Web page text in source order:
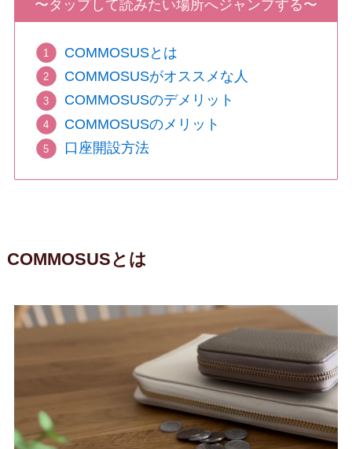
〜タップして読みたい場所へジャンプする〜
COMMOSUSとは
COMMOSUSがオススメな人
COMMOSUSのデメリット
COMMOSUSのメリット
口座開設方法
COMMOSUSとは